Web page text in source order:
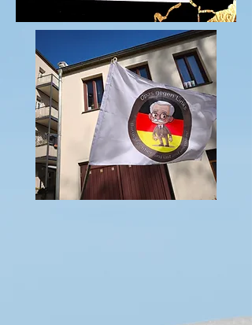
durchgeknallte
Omas gegen
Rechts !!!
Helfen sie mit
und sein sie